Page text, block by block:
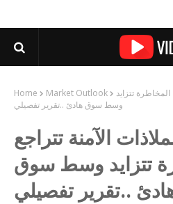
Home Market Outlook
المخاطرة تتزايد
وسط سوق هادئ ..تقرير تفصيلي
الآمنة تتراجع
تتزايد وسط سوق
..تقرير تفصيلي